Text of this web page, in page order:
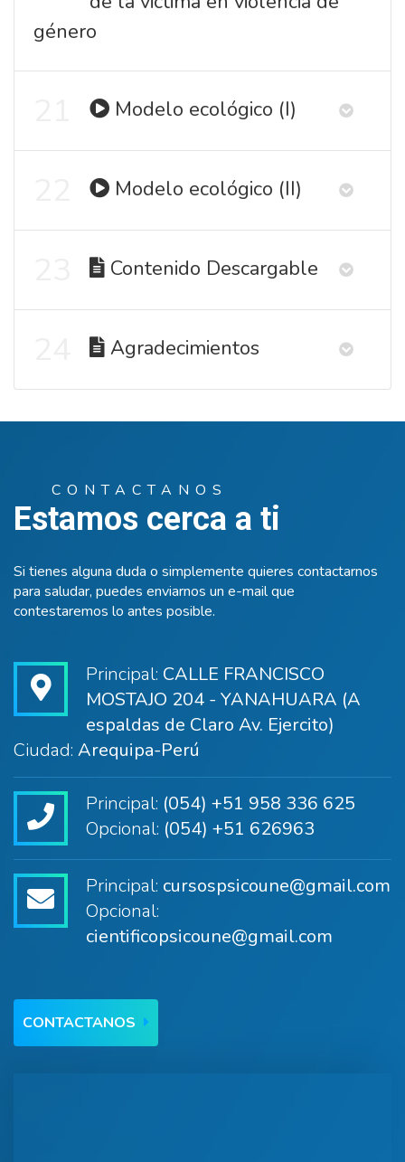
género
Modelo ecológico (I)
Modelo ecológico (II)
Contenido Descargable
Agradecimientos
CONTACTANOS
Estamos cerca a ti
Si tienes alguna duda o simplemente quieres contactarnos
para saludar, puedes enviarnos un e-mail que
contestaremos lo antes posible.
Principal: CALLE FRANCISCO
MOSTAJO 204 - YANAHUARA (A
espaldas de Claro Av. Ejercito)
Ciudad: Arequipa-Perú
Principal: (054) +51 958 336 625
Opcional: (054) +51 626963
Principal: cursospsicoune@gmail.com
Opcional:
cientificopsicoune@gmail.com
CONTACTANOS